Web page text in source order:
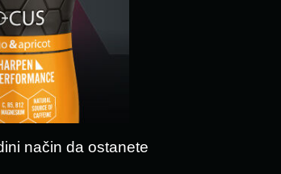
način da ostanete